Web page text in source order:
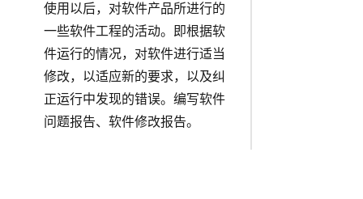
使用以后，对软件产品所进行的
一些软件工程的活动。即根据软
件运行的情况，对软件进行适当
修改，以适应新的要求，以及纠
正运行中发现的错误。编写软件
问题报告、软件修改报告。